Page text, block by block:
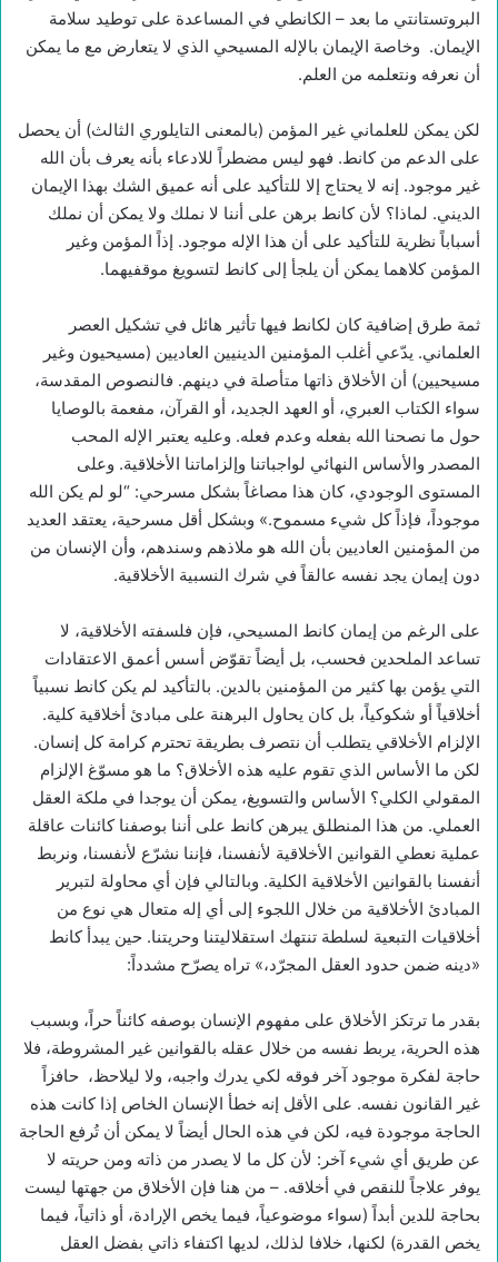
البروتستانتي ما بعد – الكانطي في المساعدة على توطيد سلامة
الإيمان. وخاصة الإيمان بالإله المسيحي الذي لا يتعارض مع ما يمكن
أن نعرفه ونتعلمه من العلم.
لكن يمكن للعلماني غير المؤمن (بالمعنى التايلوري الثالث) أن يحصل
على الدعم من كانط. فهو ليس مضطراً للادعاء بأنه يعرف بأن الله
غير موجود. إنه لا يحتاج إلا للتأكيد على أنه عميق الشك بهذا الإيمان
الديني. لماذا؟ لأن كانط برهن على أننا لا نملك ولا يمكن أن نملك
أسباباً نظرية للتأكيد على أن هذا الإله موجود. إذاً المؤمن وغير
المؤمن كلاهما يمكن أن يلجأ إلى كانط لتسويغ موقفيهما.
ثمة طرق إضافية كان لكانط فيها تأثير هائل في تشكيل العصر
العلماني. يدّعي أغلب المؤمنين الدينيين العاديين (مسيحيون وغير
مسيحيين) أن الأخلاق ذاتها متأصلة في دينهم. فالنصوص المقدسة،
سواء الكتاب العبري، أو العهد الجديد، أو القرآن، مفعمة بالوصايا
حول ما نصحنا الله بفعله وعدم فعله. وعليه يعتبر الإله المحب
المصدر والأساس النهائي لواجباتنا وإلزاماتنا الأخلاقية. وعلى
المستوى الوجودي، كان هذا مصاغاً بشكل مسرحي: “لو لم يكن الله
موجوداً، فإذاً كل شيء مسموح.» وبشكل أقل مسرحية، يعتقد العديد
من المؤمنين العاديين بأن الله هو ملاذهم وسندهم، وأن الإنسان من
دون إيمان يجد نفسه عالقاً في شرك النسبية الأخلاقية.
على الرغم من إيمان كانط المسيحي، فإن فلسفته الأخلاقية، لا
تساعد الملحدين فحسب، بل أيضاً تقوّض أسس أعمق الاعتقادات
التي يؤمن بها كثير من المؤمنين بالدين. بالتأكيد لم يكن كانط نسبياً
أخلاقياً أو شكوكياً، بل كان يحاول البرهنة على مبادئ أخلاقية كلية.
الإلزام الأخلاقي يتطلب أن نتصرف بطريقة تحترم كرامة كل إنسان.
لكن ما الأساس الذي تقوم عليه هذه الأخلاق؟ ما هو مسوّغ الإلزام
المقولي الكلي؟ الأساس والتسويغ، يمكن أن يوجدا في ملكة العقل
العملي. من هذا المنطلق يبرهن كانط على أننا بوصفنا كائنات عاقلة
عملية نعطي القوانين الأخلاقية لأنفسنا، فإننا نشرّع لأنفسنا، ونربط
أنفسنا بالقوانين الأخلاقية الكلية. وبالتالي فإن أي محاولة لتبرير
المبادئ الأخلاقية من خلال اللجوء إلى أي إله متعال هي نوع من
أخلاقيات التبعية لسلطة تنتهك استقلاليتنا وحريتنا. حين يبدأ كانط
«دينه ضمن حدود العقل المجرّد،» تراه يصرّح مشدداً:
بقدر ما ترتكز الأخلاق على مفهوم الإنسان بوصفه كائناً حراً، وبسبب
هذه الحرية، يربط نفسه من خلال عقله بالقوانين غير المشروطة، فلا
حاجة لفكرة موجود آخر فوقه لكي يدرك واجبه، ولا ليلاحظ، حافزاً
غير القانون نفسه. على الأقل إنه خطأ الإنسان الخاص إذا كانت هذه
الحاجة موجودة فيه، لكن في هذه الحال أيضاً لا يمكن أن تُرفع الحاجة
عن طريق أي شيء آخر: لأن كل ما لا يصدر من ذاته ومن حريته لا
يوفر علاجاً للنقص في أخلاقه. – من هنا فإن الأخلاق من جهتها ليست
بحاجة للدين أبداً (سواء موضوعياً، فيما يخص الإرادة، أو ذاتياً، فيما
يخص القدرة) لكنها، خلافا لذلك، لديها اكتفاء ذاتي بفضل العقل